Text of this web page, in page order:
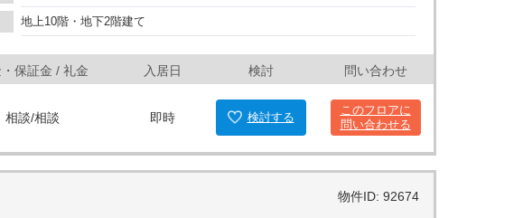
地上10階・地下2階建て
保証金 / 礼金 入居日 検討 問い合わせ
相談/相談 即時 検討する
このフロアに
問い合わせる
物件ID: 92674